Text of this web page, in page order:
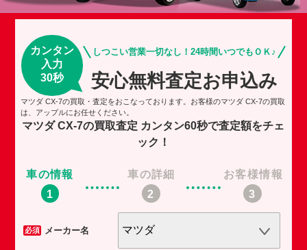
カンタン
入力
30秒
しつこい営業一切なし！24時間いつでもＯＫ♪
安心無料査定お申込み
マツダ CX-7の買取・査定をおこなっております。お客様のマツダ CX-7の買取
は、アップルにお任せください。
マツダ CX-7の買取査定 カンタン60秒で査定額をチェ
ック！
車の情報 車の詳細 お客様情報
必須 メーカー名